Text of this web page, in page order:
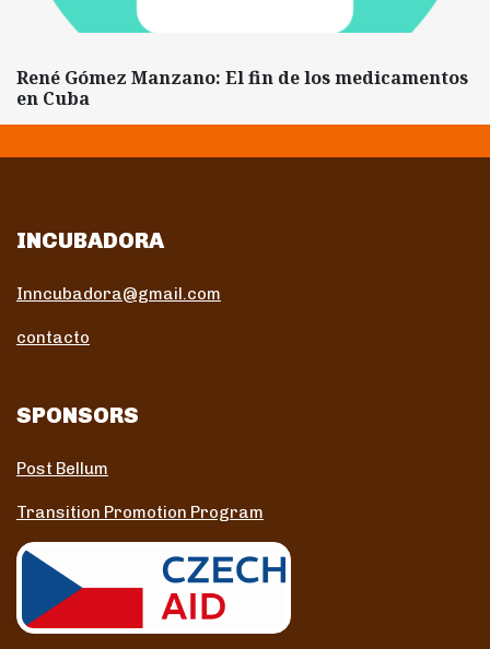
René Gómez Manzano: El fin de los medicamentos
en Cuba
INCUBADORA
Inncubadora@gmail.com
contacto
SPONSORS
Post Bellum
Transition Promotion Program